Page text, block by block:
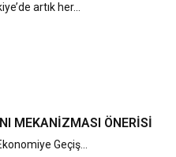
artık her...
MEKANIZMASI ÖNERISI
Geçiş...